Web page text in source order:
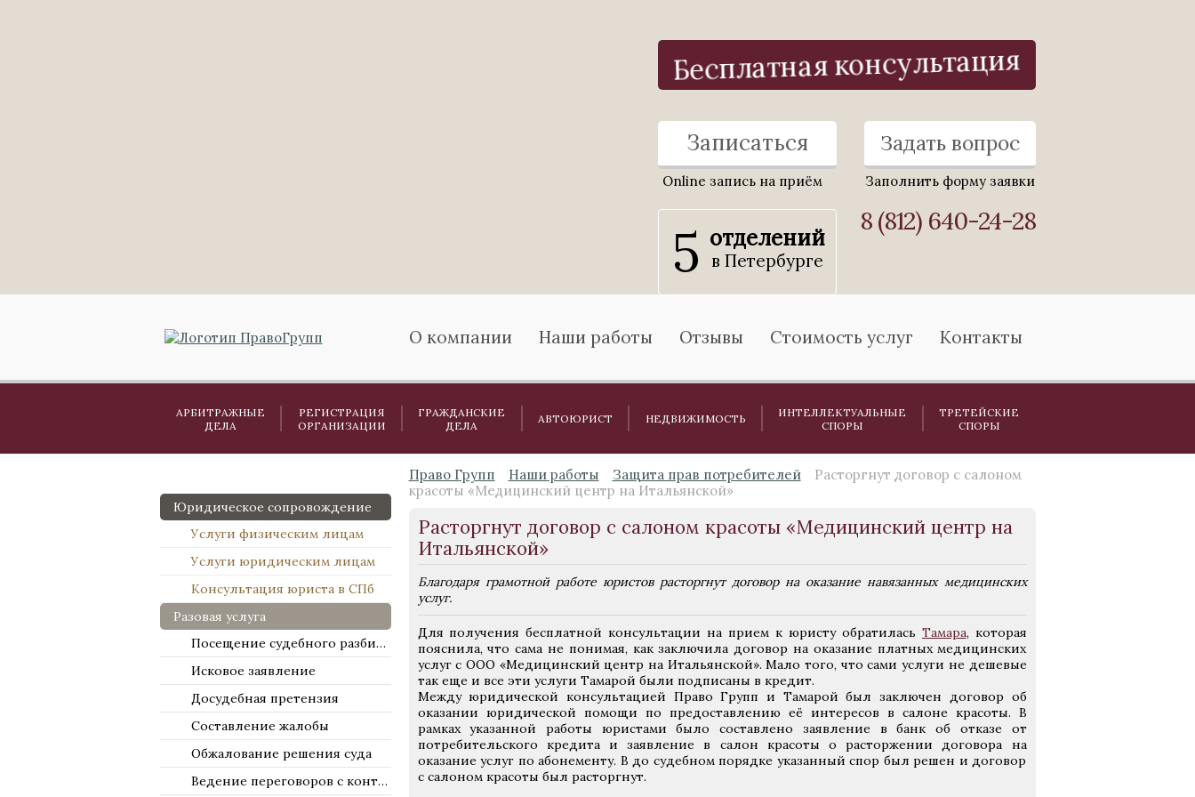
Бесплатная консультация
Записаться
Online запись на приём
Задать вопрос
Заполнить форму заявки
5 отделений
в Петербурге
8 (812) 640-24-28
О компании Наши работы Отзывы Стоимость услуг Контакты
АРБИТРАЖНЫЕ
ДЕЛА
РЕГИСТРАЦИЯ
ОРГАНИЗАЦИИ
ГРАЖДАНСКИЕ
ДЕЛА
АВТОЮРИСТ НЕДВИЖИМОСТЬ
ИНТЕЛЛЕКТУАЛЬНЫЕ
СПОРЫ
ТРЕТЕЙСКИЕ
СПОРЫ
Юридическое сопровождение
Услуги физическим лицам
Услуги юридическим лицам
Консультация юриста в СПб
Разовая услуга
Посещение судебного разбирательства
Исковое заявление
Досудебная претензия
Составление жалобы
Обжалование решения суда
Ведение переговоров с контрагентами
Право Групп Наши работы Защита прав потребителей
Расторгнут договор с салоном
красоты «Медицинский центр на Итальянской»
Расторгнут договор с салоном красоты «Медицинский центр на
Итальянской»
Благодаря грамотной работе юристов расторгнут договор на оказание навязанных медицинских
услуг.
Для получения бесплатной консультации на прием к юристу обратилась Тамара, которая
пояснила, что сама не понимая, как заключила договор на оказание платных медицинских
услуг с ООО «Медицинский центр на Итальянской». Мало того, что сами услуги не дешевые
так еще и все эти услуги Тамарой были подписаны в кредит.
Между юридической консультацией Право Групп и Тамарой был заключен договор об
оказании юридической помощи по предоставлению её интересов в салоне красоты. В
рамках указанной работы юристами было составлено заявление в банк об отказе от
потребительского кредита и заявление в салон красоты о расторжении договора на
оказание услуг по абонементу. В до судебном порядке указанный спор был решен и договор
с салоном красоты был расторгнут.